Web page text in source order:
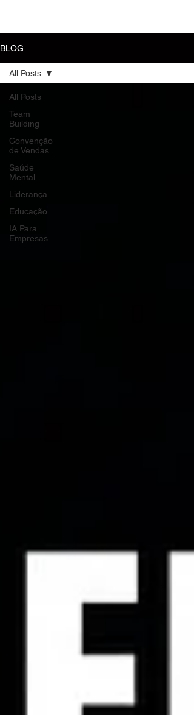
BLOG
All Posts
Team
Building
Convenção
de Vendas
Saúde
Mental
Liderança
Educação
IA Para
Empresas
All Posts